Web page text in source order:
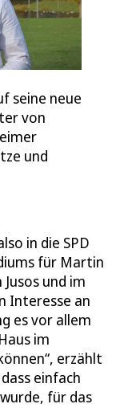
seine neue
von
und
in die SPD
für Martin
und im
Interesse an
es vor allem
im
erzählt
einfach
für das